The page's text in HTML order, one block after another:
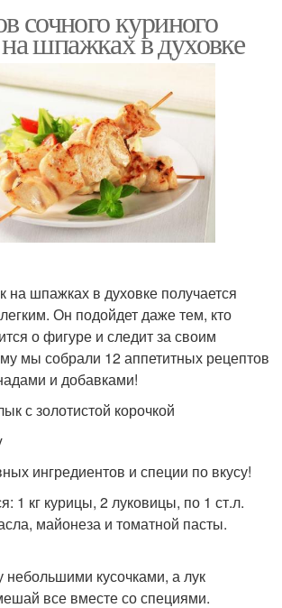
сочного куриного
шпажках в духовке
шпажках в духовке получается
Он подойдет даже тем, кто
о фигуре и следит за своим
мы собрали 12 аппетитных рецептов
и добавками!
с золотистой корочкой
ингредиентов и специи по вкусу!
1 кг курицы, 2 луковицы, по 1 ст.л.
майонеза и томатной пасты.
небольшими кусочками, а лук
все вместе со специями.